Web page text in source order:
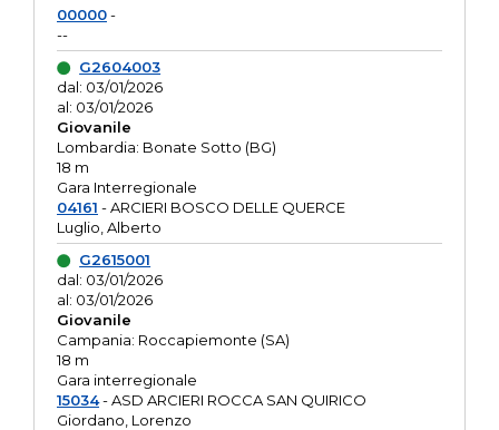
00000-
--
G2604003
dal: 03/01/2026
al: 03/01/2026
Giovanile
Lombardia: Bonate Sotto (BG)
18 m
Gara Interregionale
04161 - ARCIERI BOSCO DELLE QUERCE
Luglio, Alberto
G2615001
dal: 03/01/2026
al: 03/01/2026
Giovanile
Campania: Roccapiemonte (SA)
18 m
Gara interregionale
15034- ASD ARCIERI ROCCA SAN QUIRICO
Giordano, Lorenzo